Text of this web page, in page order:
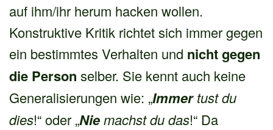
auf ihm/ihr herum hacken wollen.
Konstruktive Kritik richtet sich immer gegen
ein bestimmtes Verhalten und nicht gegen
die Person selber. Sie kennt auch keine
Generalisierungen wie: „Immertust du
dies!“ oder „Niemachst du das!“ Da